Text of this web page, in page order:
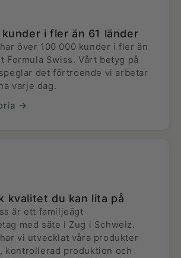
i fler än 61 länder
över 100 000 kunder i fler än
Formula Swiss. Vårt betyg på
det förtroende vi arbetar
varje dag.
→
kvalitet du kan lita på
är ett familjeägt
med säte i Zug i Schweiz.
vi utvecklat våra produkter
kontrollerad produktion och